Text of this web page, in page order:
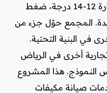
تؤكد استقرار الأداء: فرق الحرارة 12-14 درجة، ضغط
المجمع حوّل جزء من
في البنية التحتية.
تجارية أخرى في الرياض
النموذج. هذا المشروع
صيانة مكيفات